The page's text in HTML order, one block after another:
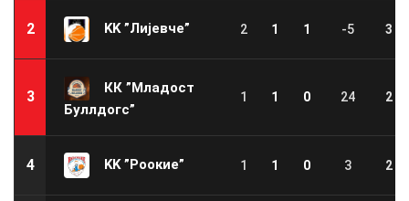
2 KK ”Лијевче” 2 1 1 -5 3
3
КК ”Младост
Буллдогс”
1 1 0 24 2
4 KK ”Роокие” 1 1 0 3 2